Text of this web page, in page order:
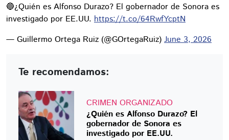
🔵¿Quién es Alfonso Durazo? El gobernador de Sonora es
investigado por EE.UU. https://t.co/64RwfYcptN
— Guillermo Ortega Ruiz (@GOrtegaRuiz) June 3, 2026
Te recomendamos:
CRIMEN ORGANIZADO
¿Quién es Alfonso Durazo? El
gobernador de Sonora es
investigado por EE.UU.